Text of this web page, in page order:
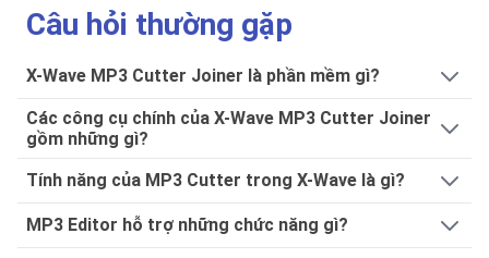
Câu hỏi thường gặp
X-Wave MP3 Cutter Joiner là phần mềm gì?
Các công cụ chính của X-Wave MP3 Cutter Joiner
gồm những gì?
Tính năng của MP3 Cutter trong X-Wave là gì?
MP3 Editor hỗ trợ những chức năng gì?